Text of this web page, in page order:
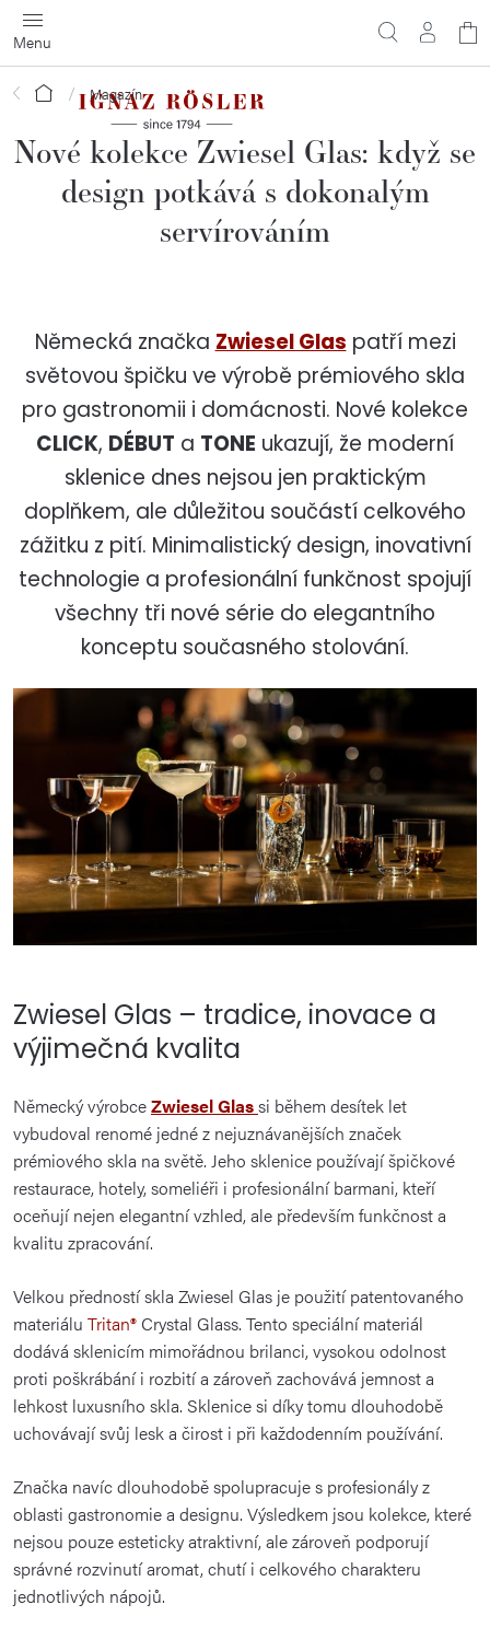
Přejít
na
obsah
Domů Magazín
Nové kolekce Zwiesel Glas: když se
design potkává s dokonalým
servírováním
Německá značka Zwiesel Glas patří mezi
světovou špičku ve výrobě prémiového skla
pro gastronomii i domácnosti. Nové kolekce
CLICK, DÉBUT a TONE ukazují, že moderní
sklenice dnes nejsou jen praktickým
doplňkem, ale důležitou součástí celkového
zážitku z pití. Minimalistický design, inovativní
technologie a profesionální funkčnost spojují
všechny tři nové série do elegantního
konceptu současného stolování.
Zwiesel Glas – tradice, inovace a
výjimečná kvalita
Německý výrobceZwiesel Glassi během desítek let
vybudoval renomé jedné z nejuznávanějších značek
prémiového skla na světě. Jeho sklenice používají špičkové
restaurace, hotely, someliéři i profesionální barmani, kteří
oceňují nejen elegantní vzhled, ale především funkčnost a
kvalitu zpracování.
Velkou předností skla Zwiesel Glas je použití patentovaného
materiálu Tritan® Crystal Glass. Tento speciální materiál
dodává sklenicím mimořádnou brilanci, vysokou odolnost
proti poškrábání i rozbití a zároveň zachovává jemnost a
lehkost luxusního skla. Sklenice si díky tomu dlouhodobě
uchovávají svůj lesk a čirost i při každodenním používání.
Značka navíc dlouhodobě spolupracuje s profesionály z
oblasti gastronomie a designu. Výsledkem jsou kolekce, které
nejsou pouze esteticky atraktivní, ale zároveň podporují
správné rozvinutí aromat, chutí i celkového charakteru
jednotlivých nápojů.